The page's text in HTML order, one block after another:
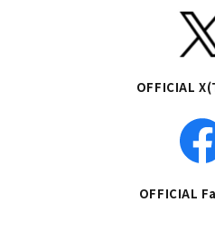
OFFICIAL
OFFICIAL